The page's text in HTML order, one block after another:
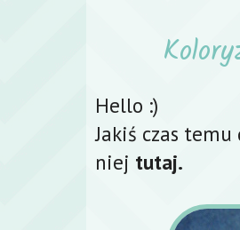
Hello :)
Jakiś czas temu
niej tutaj.